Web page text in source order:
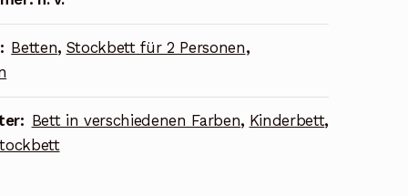
Betten, Stockbett für 2 Personen,
Bett in verschiedenen Farben, Kinderbett,